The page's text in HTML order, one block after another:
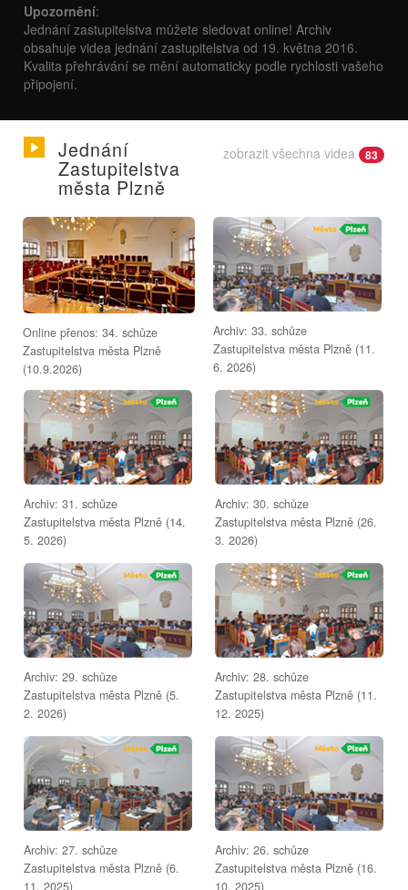
Upozornění:
Jednání zastupitelstva můžete sledovat online! Archiv
obsahuje videa jednání zastupitelstva od 19. května 2016.
Kvalita přehrávání se mění automaticky podle rychlosti vašeho
připojení.
zobrazit všechna videa 83
Jednání
Zastupitelstva
města Plzně
Online přenos: 34. schůze
Zastupitelstva města Plzně
(10.9.2026)
Archiv: 33. schůze
Zastupitelstva města Plzně (11.
6. 2026)
Archiv: 31. schůze
Zastupitelstva města Plzně (14.
5. 2026)
Archiv: 30. schůze
Zastupitelstva města Plzně (26.
3. 2026)
Archiv: 29. schůze
Zastupitelstva města Plzně (5.
2. 2026)
Archiv: 28. schůze
Zastupitelstva města Plzně (11.
12. 2025)
Archiv: 27. schůze
Zastupitelstva města Plzně (6.
11. 2025)
Archiv: 26. schůze
Zastupitelstva města Plzně (16.
10. 2025)